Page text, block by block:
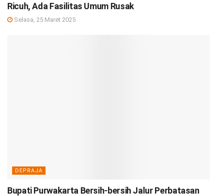
Ricuh, Ada Fasilitas Umum Rusak
Selasa, 25 Maret 2025
DEPRAJA
Bupati Purwakarta Bersih-bersih Jalur Perbatasan